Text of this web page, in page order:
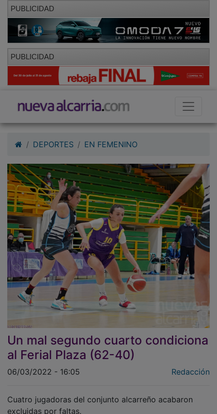
PUBLICIDAD
PUBLICIDAD
Un mal segundo cuarto condiciona
al Ferial Plaza (62-40)
excluidas por faltas.